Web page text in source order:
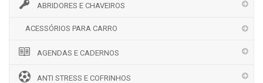
ABRIDORES E CHAVEIROS
ACESSÓRIOS PARA CARRO
AGENDAS E CADERNOS
ANTI STRESS E COFRINHOS